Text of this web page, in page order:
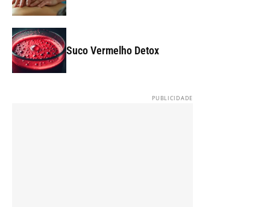
Suco Vermelho Detox